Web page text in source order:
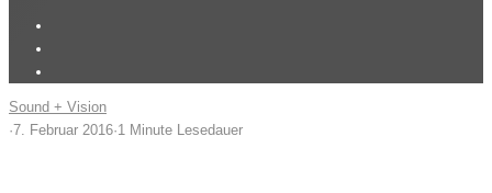
Sound + Vision
·7. Februar 2016·1 Minute Lesedauer